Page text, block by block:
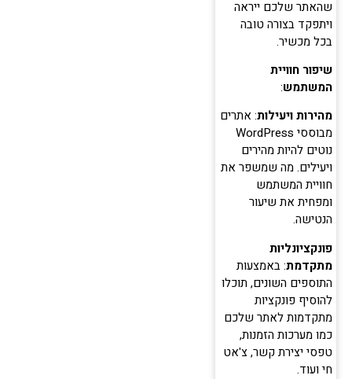
שהאתר שלכם ייראה
ויתפקד בצורה טובה
בכל מכשיר.
שיפור חוויית
המשתמש:
מהירות ויעילות: אתרים
מבוססי WordPress
נוטים להיות מהירים
ויעילים. מה שמשפר את
חוויית המשתמש
ומפחית את שיעור
הנטישה.
פונקציונליות
מתקדמת: באמצעות
התוספים השונים, תוכלו
להוסיף פונקציות
מתקדמות לאתר שלכם
כמו מערכות הזמנות,
טפסי יצירת קשר, צ'אט
חי ועוד.